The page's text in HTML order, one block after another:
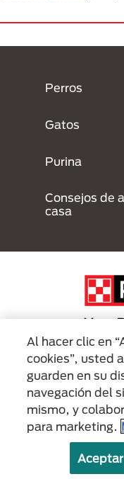
Perros
Gatos
Purina
Consejos de
casa
Menu Footer
All Nestlé Purina
Vevey,
Políticas sobre
cookies
Al hacer clic en
cookies”, usted
guarden en su
navegación del
mismo, y
para marketing.